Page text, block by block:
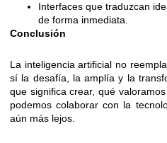
Interfaces que traduzcan
de forma inmediata.
Conclusión
La inteligencia artificial no
sí la desafía, la amplía y la
que significa crear, qué
podemos colaborar con la
aún más lejos.